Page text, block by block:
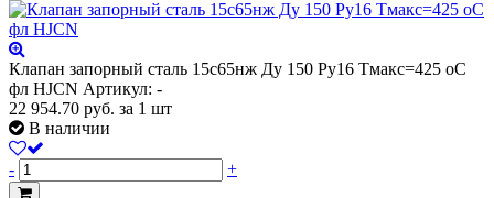
Клапан запорный сталь 15с65нж Ду 150 Ру16 Тмакс=425 оС
фл HJCN Артикул: -
22 954.70 руб. за 1 шт
В наличии
- +